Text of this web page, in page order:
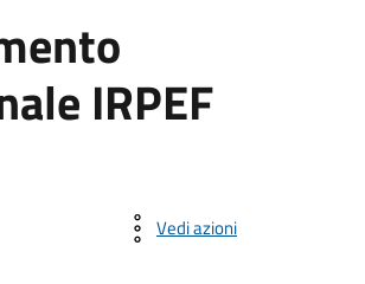
IRPEF
Vedi azioni